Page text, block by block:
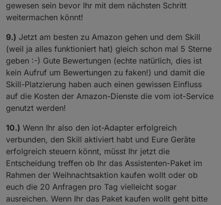
gewesen sein bevor Ihr mit dem nächsten Schritt
weitermachen könnt!
9.) Jetzt am besten zu Amazon gehen und dem Skill
(weil ja alles funktioniert hat) gleich schon mal 5 Sterne
geben :-) Gute Bewertungen (echte natürlich, dies ist
kein Aufruf um Bewertungen zu faken!) und damit die
Skill-Platzierung haben auch einen gewissen Einfluss
auf die Kosten der Amazon-Dienste die vom iot-Service
genutzt werden!
10.) Wenn Ihr also den iot-Adapter erfolgreich
verbunden, den Skill aktiviert habt und Eure Geräte
erfolgreich steuern könnt, müsst Ihr jetzt die
Entscheidung treffen ob Ihr das Assistenten-Paket im
Rahmen der Weihnachtsaktion kaufen wollt oder ob
euch die 20 Anfragen pro Tag vielleicht sogar
ausreichen. Wenn Ihr das Paket kaufen wollt geht bitte